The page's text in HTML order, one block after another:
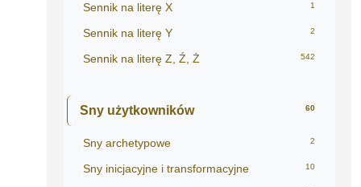
Sennik na literę X 1
Sennik na literę Y 2
Sennik na literę Z, Ź, Ż 542
Sny użytkowników 60
Sny archetypowe 2
Sny inicjacyjne i transformacyjne 10